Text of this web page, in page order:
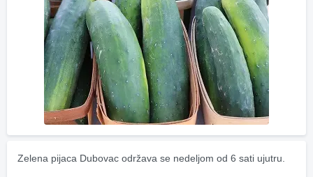
Zelena pijaca Dubovac održava se nedeljom od 6 sati ujutru.